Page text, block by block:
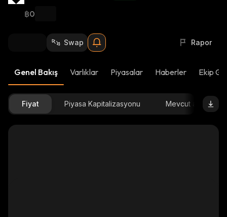
9
฿0
Swap Rapor
Genel Bakış Varlıklar Piyasalar Haberler Ekip
Fiyat Piyasa Kapitalizasyonu Mevcut arz